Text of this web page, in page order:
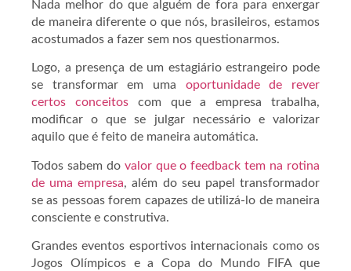
Nada melhor do que alguém de fora para enxergar
de maneira diferente o que nós, brasileiros, estamos
acostumados a fazer sem nos questionarmos.
Logo, a presença de um estagiário estrangeiro pode
se transformar em uma oportunidade de rever
certos conceitoscom que a empresa trabalha,
modificar o que se julgar necessário e valorizar
aquilo que é feito de maneira automática.
Todos sabem do valor que o feedback tem na rotina
de uma empresa, além do seu papel transformador
se as pessoas forem capazes de utilizá-lo de maneira
consciente e construtiva.
Grandes eventos esportivos internacionais como os
Jogos Olímpicos e a Copa do Mundo FIFA que